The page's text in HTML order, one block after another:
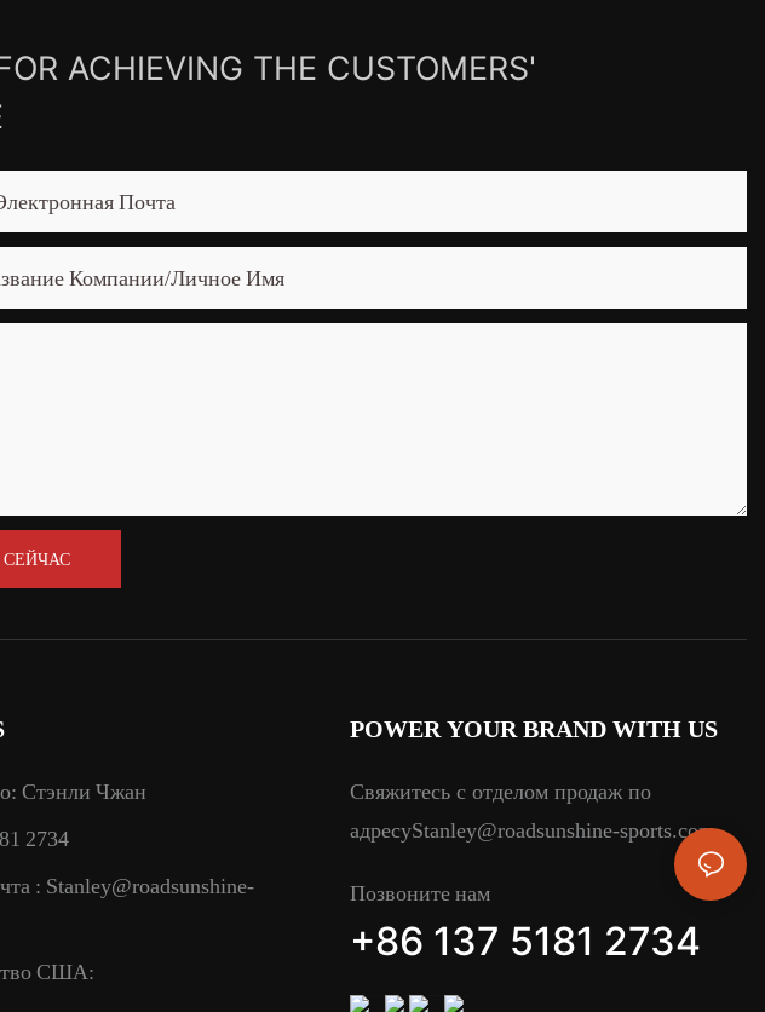
ACHIEVING THE CUSTOMERS'
Почта
Компании/Личное Имя
СЕЙЧАС
Стэнли Чжан
2734
: Stanley@roadsunshine-
США:
POWER YOUR BRAND WITH US
Свяжитесь с отделом продаж по
адресуStanley@roadsunshine-sports.com
Позвоните нам
+86 137 5181 2734